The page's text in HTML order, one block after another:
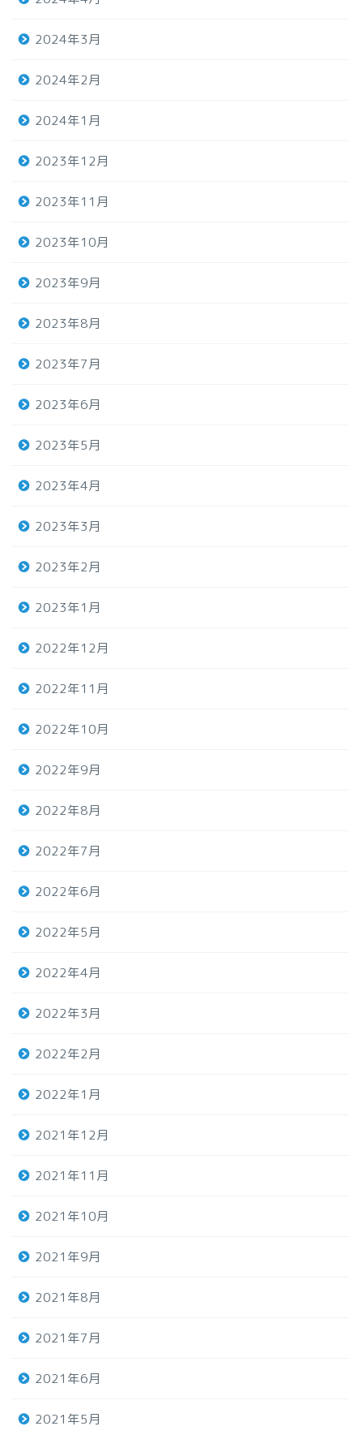
2024年3月
2024年2月
2024年1月
2023年12月
2023年11月
2023年10月
2023年9月
2023年8月
2023年7月
2023年6月
2023年5月
2023年4月
2023年3月
2023年2月
2023年1月
2022年12月
2022年11月
2022年10月
2022年9月
2022年8月
2022年7月
2022年6月
2022年5月
2022年4月
2022年3月
2022年2月
2022年1月
2021年12月
2021年11月
2021年10月
2021年9月
2021年8月
2021年7月
2021年6月
2021年5月